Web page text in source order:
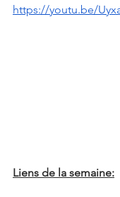
https://youtu.be/
Liens de la semaine: